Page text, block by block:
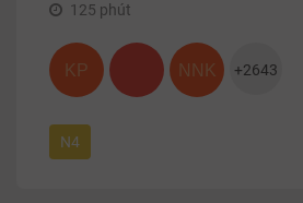
125 phút
KP NNK +2643
N4